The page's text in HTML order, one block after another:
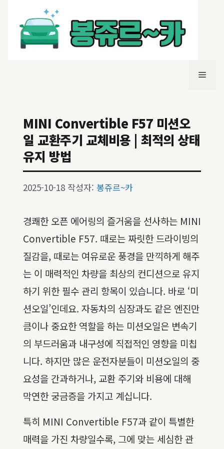
메
MINI Convertible F57 미션오
일 교환주기 교체비용 | 최적의 상태
유지 방법
2025-10-18 작성자: 봉쥬르~카
경쾌한 오픈 에어링의 즐거움을 선사하는 MINI
Convertible F57. 때로는 짜릿한 드라이빙의
질감을, 때로는 여유로운 풍경을 만끽하게 해주
는 이 매력적인 차량을 최상의 컨디션으로 유지
하기 위한 필수 관리 항목이 있습니다. 바로 ‘미
션오일’인데요. 자동차의 심장과도 같은 엔진만
큼이나 중요한 역할을 하는 미션오일은 변속기
의 부드러움과 내구성에 직접적인 영향을 미칩
니다. 하지만 많은 운전자분들이 미션오일의 중
요성을 간과하거나, 교환 주기와 비용에 대해
막연한 궁금증을 가지고 계십니다.
특히 MINI Convertible F57과 같이 특별한
매력을 가진 차량일수록, 그에 맞는 세심한 관